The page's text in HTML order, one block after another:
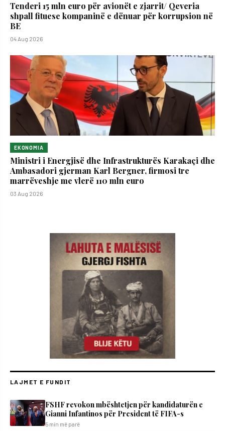
Tenderi 15 mln euro për avionët e zjarrit/ Qeveria
shpall fituese kompaninë e dënuar për korrupsion në
BE
04 Aug 2026
EKONOMIA
Ministri i Energjisë dhe Infrastrukturës Karakaçi dhe
Ambasadori gjerman Karl Bergner, firmosi tre
marrëveshje me vlerë 110 mln euro
03 Aug 2026
LAJMET E FUNDIT
FSHF revokon mbështetjen për kandidaturën e
Gianni Infantinos për President të FIFA-s
5 min më parë